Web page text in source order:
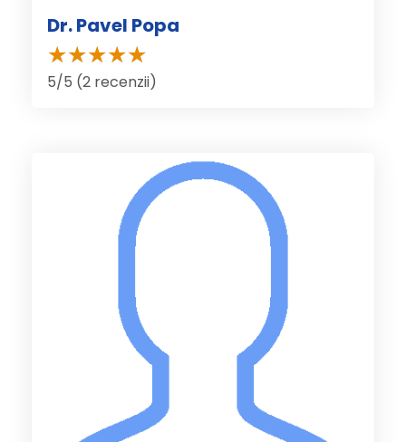
Dr. Pavel Popa
5/5 (2 recenzii)